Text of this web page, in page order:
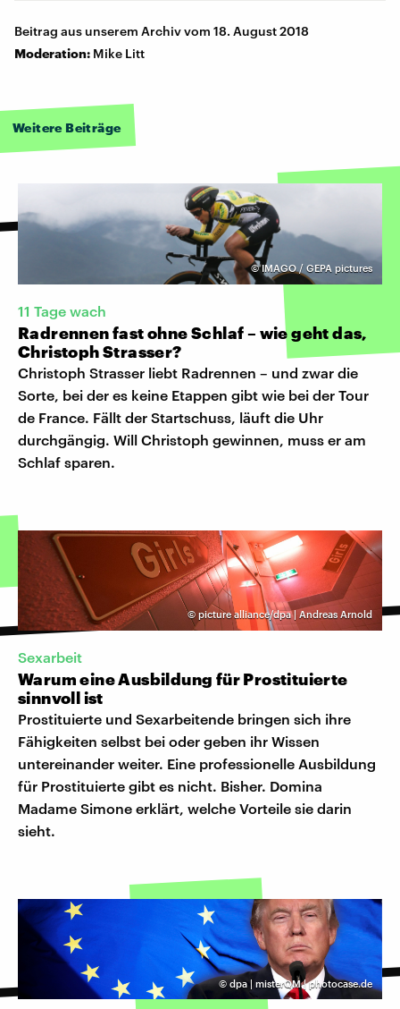
Beitrag aus unserem Archiv vom 18. August 2018
Moderation: Mike Litt
Weitere Beiträge
©IMAGO / GEPA pictures
11 Tage wach
Radrennen fast ohne Schlaf – wie geht das,
Christoph Strasser?
Christoph Strasser liebt Radrennen – und zwar die
Sorte, bei der es keine Etappen gibt wie bei der Tour
de France. Fällt der Startschuss, läuft die Uhr
durchgängig. Will Christoph gewinnen, muss er am
Schlaf sparen.
© picture alliance/dpa | Andreas Arnold
Sexarbeit
Warum eine Ausbildung für Prostituierte
sinnvoll ist
Prostituierte und Sexarbeitende bringen sich ihre
Fähigkeiten selbst bei oder geben ihr Wissen
untereinander weiter. Eine professionelle Ausbildung
für Prostituierte gibt es nicht. Bisher. Domina
Madame Simone erklärt, welche Vorteile sie darin
sieht.
©dpa | misterQM | photocase.de